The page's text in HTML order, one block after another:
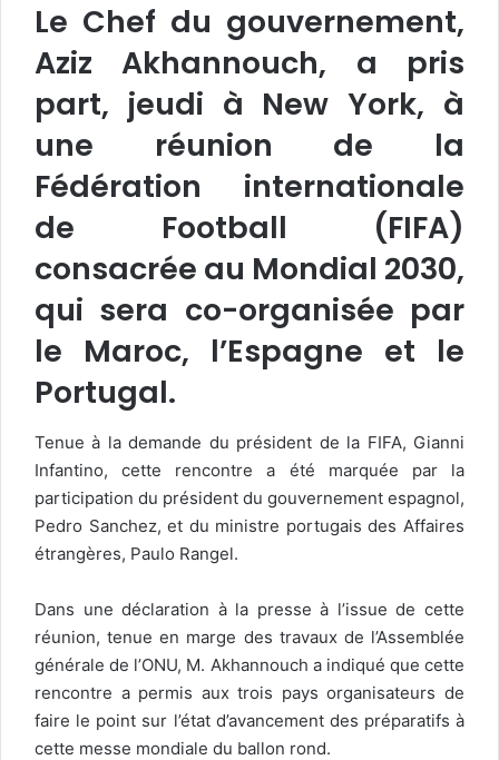
Le Chef du gouvernement,
Aziz Akhannouch, a pris
part, jeudi à New York, à
une réunion de la
Fédération internationale
de Football (FIFA)
consacrée au Mondial 2030,
qui sera co-organisée par
le Maroc, l’Espagne et le
Portugal.
Tenue à la demande du président de la FIFA, Gianni
Infantino, cette rencontre a été marquée par la
participation du président du gouvernement espagnol,
Pedro Sanchez, et du ministre portugais des Affaires
étrangères, Paulo Rangel.
Dans une déclaration à la presse à l’issue de cette
réunion, tenue en marge des travaux de l’Assemblée
générale de l’ONU, M. Akhannouch a indiqué que cette
rencontre a permis aux trois pays organisateurs de
faire le point sur l’état d’avancement des préparatifs à
cette messe mondiale du ballon rond.